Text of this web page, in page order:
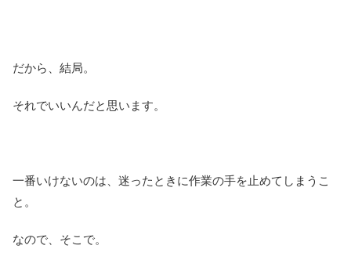
だから、結局。
それでいいんだと思います。
一番いけないのは、迷ったときに作業の手を止めてしまうこ
と。
なので、そこで。